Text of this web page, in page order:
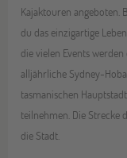
Kajaktouren angeboten.
du das einzigartige
die vielen Events
alljährliche Sydney-
tasmanischen
teilnehmen. Die Strecke
die Stadt.